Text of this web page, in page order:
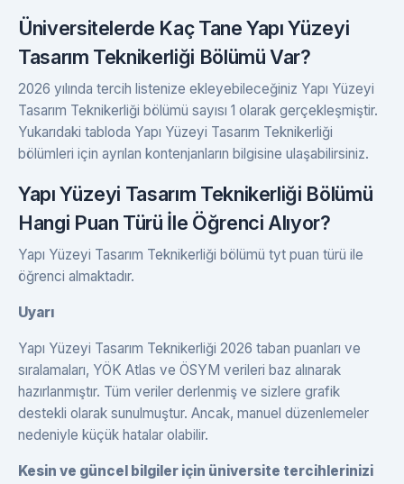
Üniversitelerde Kaç Tane Yapı Yüzeyi
Tasarım Teknikerliği Bölümü Var?
2026 yılında tercih listenize ekleyebileceğiniz Yapı Yüzeyi
Tasarım Teknikerliği bölümü sayısı 1 olarak gerçekleşmiştir.
Yukarıdaki tabloda Yapı Yüzeyi Tasarım Teknikerliği
bölümleri için ayrılan kontenjanların bilgisine ulaşabilirsiniz.
Yapı Yüzeyi Tasarım Teknikerliği Bölümü
Hangi Puan Türü İle Öğrenci Alıyor?
Yapı Yüzeyi Tasarım Teknikerliği bölümü tyt puan türü ile
öğrenci almaktadır.
Uyarı
Yapı Yüzeyi Tasarım Teknikerliği 2026 taban puanları ve
sıralamaları, YÖK Atlas ve ÖSYM verileri baz alınarak
hazırlanmıştır. Tüm veriler derlenmiş ve sizlere grafik
destekli olarak sunulmuştur. Ancak, manuel düzenlemeler
nedeniyle küçük hatalar olabilir.
Kesin ve güncel bilgiler için üniversite tercihlerinizi